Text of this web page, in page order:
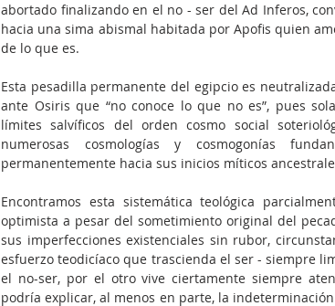
abortado finalizando en el no - ser del Ad Inferos,
hacia una sima abismal habitada por Apofis quien
de lo que es.
Esta pesadilla permanente del egipcio es
ante Osiris que “no conoce lo que no es”, pues
límites salvíficos del orden cosmo social
numerosas cosmologías y cosmogonías
permanentemente hacia sus inicios míticos
Encontramos esta sistemática teológica
optimista a pesar del sometimiento original del
sus imperfecciones existenciales sin rubor,
esfuerzo teodicíaco que trascienda el ser - siempre
el no-ser, por el otro vive ciertamente siempre
podría explicar, al menos en parte, la